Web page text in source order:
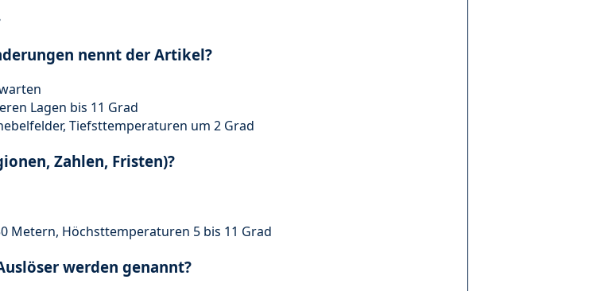
nennt der Artikel?
Lagen bis 11 Grad
Tiefsttemperaturen um 2 Grad
Zahlen, Fristen)?
Metern, Höchsttemperaturen 5 bis 11 Grad
werden genannt?